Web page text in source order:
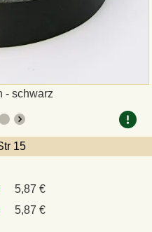
- schwarz
15
5,87 €
5,87 €